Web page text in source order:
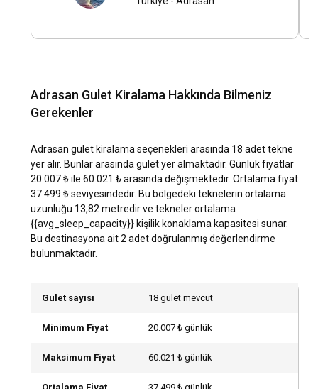
mürettebatsız mı gulet kiralamalıyım?
Mürettebatın hizmetleri arasında yemek pişirme, temizlik ve
rehberlik gibi hizmetler bulunmaktadır.
Adrasan lokasyonunda gulet kiralamak için hangi
lisansa ihtiyacım var?
Adrasan'da kaptansız gulet kiralama için bir yat kaptanı
lisansına ihtiyacınız olacaktır. Eğer bu lisansa sahip
neler almalısınız?
Adrasan'da gulet kiralarken yanınıza güneş kremi, şapka,
mayoyu ve denizden sonra giyeceğiniz kıyafetleri almayı
unutmayın. Ayrıca, eğlence seçenekleri için kitaplar, oyunlar
Adrasan Gulet Kiralama Hakkında Bilmeniz
Gerekenler
Adrasan gulet kiralama seçenekleri arasında 18 adet tekne
yer alır. Bunlar arasında gulet yer almaktadır. Günlük fiyatlar
20.007 ₺ ile 60.021 ₺ arasında değişmektedir. Ortalama fiyat
37.499 ₺ seviyesindedir. Bu bölgedeki teknelerin ortalama
uzunluğu 13,82 metredir ve tekneler ortalama
{{avg_sleep_capacity}} kişilik konaklama kapasitesi sunar.
Bu destinasyona ait 2 adet doğrulanmış değerlendirme
bulunmaktadır.
Gulet sayısı 18 gulet mevcut
Minimum Fiyat 20.007 ₺ günlük
Maksimum Fiyat 60.021 ₺ günlük